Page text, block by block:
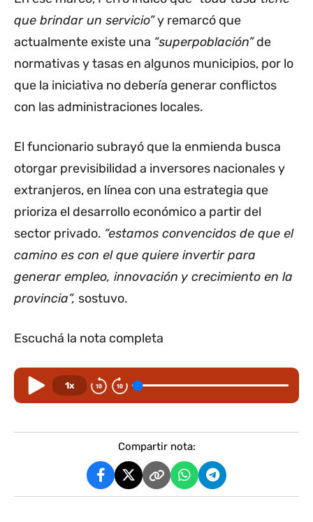
que brindar un servicio”y remarcó que
actualmente existe una “superpoblación”de
normativas y tasas en algunos municipios, por lo
que la iniciativa no debería generar conflictos
con las administraciones locales.
El funcionario subrayó que la enmienda busca
otorgar previsibilidad a inversores nacionales y
extranjeros, en línea con una estrategia que
prioriza el desarrollo económico a partir del
sector privado. “estamos convencidos de que el
camino es con el que quiere invertir para
generar empleo, innovación y crecimiento en la
provincia”, sostuvo.
Escuchá la nota completa
1x
Compartir nota: